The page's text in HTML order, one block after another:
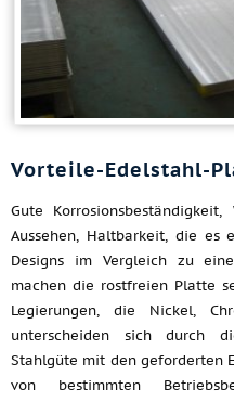
Vorteile-Edelstahl-
Gute Korrosionsbeständigkeit,
Aussehen, Haltbarkeit, die es
Designs im Vergleich zu
machen die rostfreien Platte
Legierungen, die Nickel,
unterscheiden sich durch
Stahlgüte mit den geforderten
von bestimmten